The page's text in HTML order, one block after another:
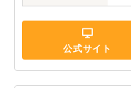
公式サイト